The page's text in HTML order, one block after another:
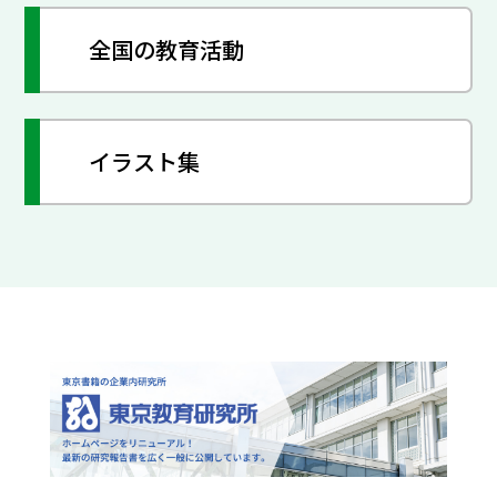
全国の教育活動
イラスト集